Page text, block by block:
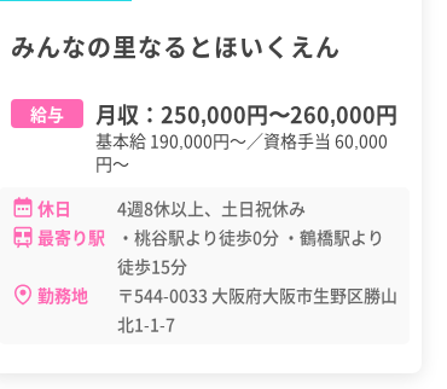
みんなの里なるとほいくえん
給与 月収： 250,000円〜260,000円
基本給 190,000円～／資格手当 60,000
円～
休日
4週8休以上、土日祝休み
最寄り駅
・桃谷駅より徒歩0分 ・鶴橋駅より
徒歩15分
勤務地
〒544-0033 大阪府大阪市生野区勝山
北1-1-7